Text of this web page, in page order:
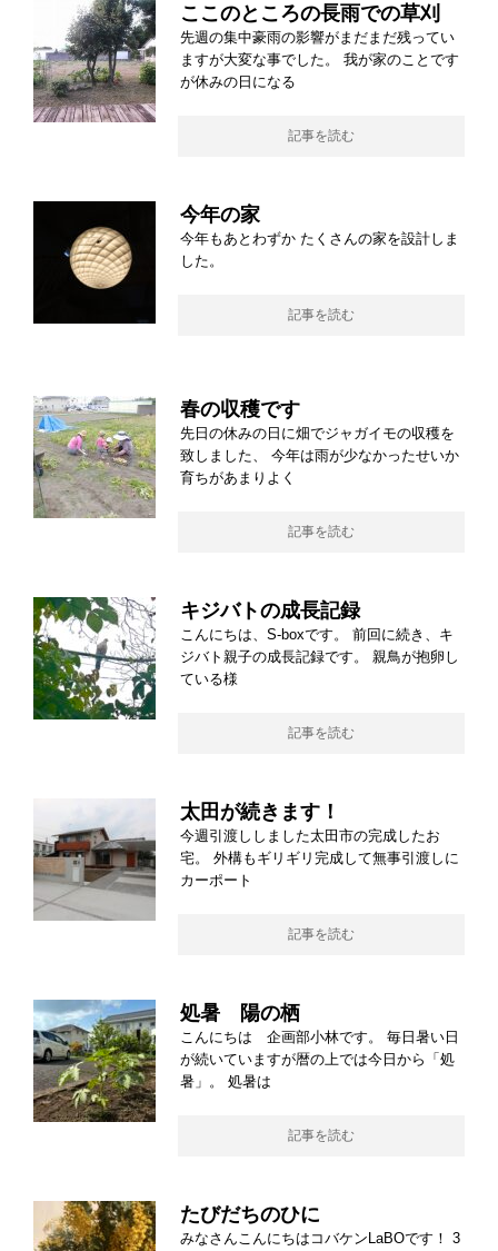
ここのところの長雨での草刈
先週の集中豪雨の影響がまだまだ残ってい
ますが大変な事でした。 我が家のことです
が休みの日になる
記事を読む
今年の家
今年もあとわずか たくさんの家を設計しま
した。
記事を読む
春の収穫です
先日の休みの日に畑でジャガイモの収穫を
致しました、 今年は雨が少なかったせいか
育ちがあまりよく
記事を読む
キジバトの成長記録
こんにちは、S-boxです。 前回に続き、キ
ジバト親子の成長記録です。 親鳥が抱卵し
ている様
記事を読む
太田が続きます！
今週引渡ししました太田市の完成したお
宅。 外構もギリギリ完成して無事引渡しに
カーポート
記事を読む
処暑 陽の栖
こんにちは 企画部小林です。 毎日暑い日
が続いていますが暦の上では今日から「処
暑」。 処暑は
記事を読む
たびだちのひに
みなさんこんにちはコバケンLaBOです！ 3